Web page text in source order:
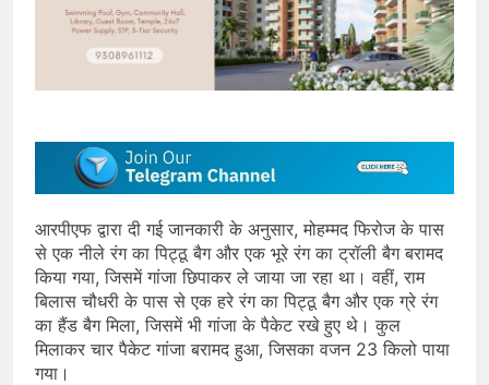
आरपीएफ द्वारा दी गई जानकारी के अनुसार, मोहम्मद फिरोज के पास
से एक नीले रंग का पिट्ठू बैग और एक भूरे रंग का ट्रॉली बैग बरामद
किया गया, जिसमें गांजा छिपाकर ले जाया जा रहा था। वहीं, राम
बिलास चौधरी के पास से एक हरे रंग का पिट्ठू बैग और एक ग्रे रंग
का हैंड बैग मिला, जिसमें भी गांजा के पैकेट रखे हुए थे। कुल
मिलाकर चार पैकेट गांजा बरामद हुआ, जिसका वजन 23 किलो पाया
गया।